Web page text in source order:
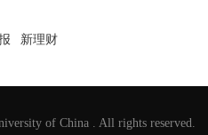
新理财
of China . All rights reserved.